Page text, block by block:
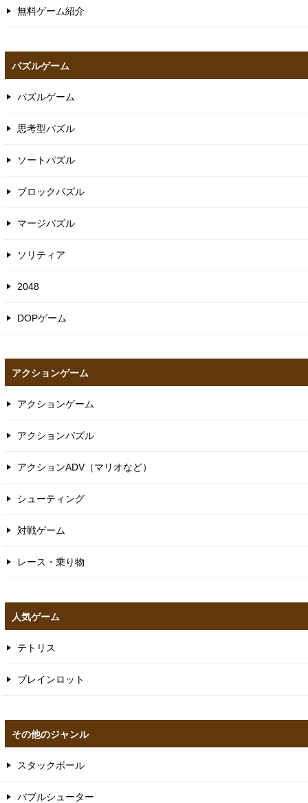
無料ゲーム紹介
パズルゲーム
パズルゲーム
思考型パズル
ソートパズル
ブロックパズル
マージパズル
ソリティア
2048
DOPゲーム
アクションゲーム
アクションゲーム
アクションパズル
アクションADV（マリオなど）
シューティング
対戦ゲーム
レース・乗り物
人気ゲーム
テトリス
ブレインロット
その他のジャンル
スタックボール
バブルシューター